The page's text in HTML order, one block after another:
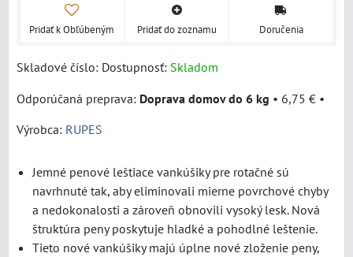
Pridať k Obľúbeným Pridať do zoznamu Doručenia
Skladové číslo: Dostupnosť: Skladom
Doprava domov do 6 kg • 6,75 € •
Výrobca: RUPES
Jemné penové leštiace vankúšiky pre rotačné sú
navrhnuté tak, aby eliminovali mierne povrchové chyby
a nedokonalosti a zároveň obnovili vysoký lesk. Nová
štruktúra peny poskytuje hladké a pohodlné leštenie.
Tieto nové vankúšiky majú úplne nové zloženie peny,